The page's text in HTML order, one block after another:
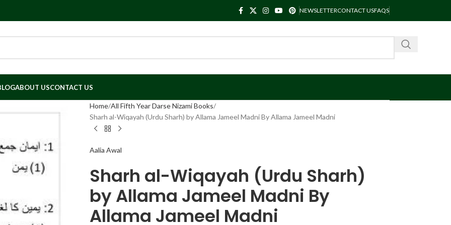
NEWSLETTERCONTACT USFAQS
ABOUT USCONTACT US
Home All Fifth Year Darse Nizami Books
Sharh al-Wiqayah (Urdu Sharh) by Allama Jameel Madni By Allama Jameel Madni
Aalia Awal
Sharh al-Wiqayah (Urdu Sharh)
by Allama Jameel Madni By
Allama Jameel Madni